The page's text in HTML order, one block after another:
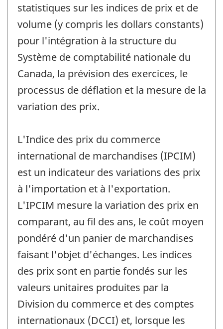
statistiques sur les indices de prix et de
volume (y compris les dollars constants)
pour l'intégration à la structure du
Système de comptabilité nationale du
Canada, la prévision des exercices, le
processus de déflation et la mesure de la
variation des prix.
L'Indice des prix du commerce
international de marchandises (IPCIM)
est un indicateur des variations des prix
à l'importation et à l'exportation.
L'IPCIM mesure la variation des prix en
comparant, au fil des ans, le coût moyen
pondéré d'un panier de marchandises
faisant l'objet d'échanges. Les indices
des prix sont en partie fondés sur les
valeurs unitaires produites par la
Division du commerce et des comptes
internationaux (DCCI) et, lorsque les